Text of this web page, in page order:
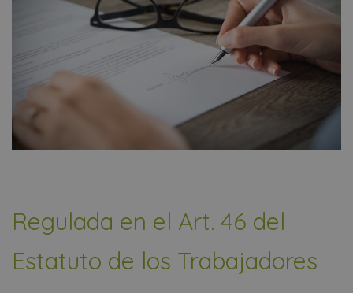
Regulada en el Art. 46 del
Estatuto de los Trabajadores